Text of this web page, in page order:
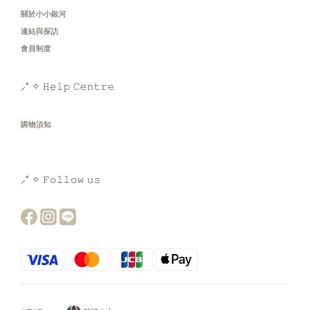
關於小小銀河
連結與探訪
會員制度
⸝⁺ ✧ 𝙷𝚎𝚕𝚙 𝙲𝚎𝚗𝚝𝚛𝚎
購物須知
⸝⁺ ✧ 𝙵𝚘𝚕𝚕𝚘𝚠 𝚞𝚜